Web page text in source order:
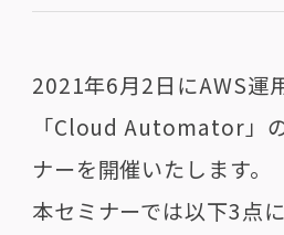
2021年6月2日にAWS運
「Cloud Automator」
ナーを開催いたします。
本セミナーでは以下3点